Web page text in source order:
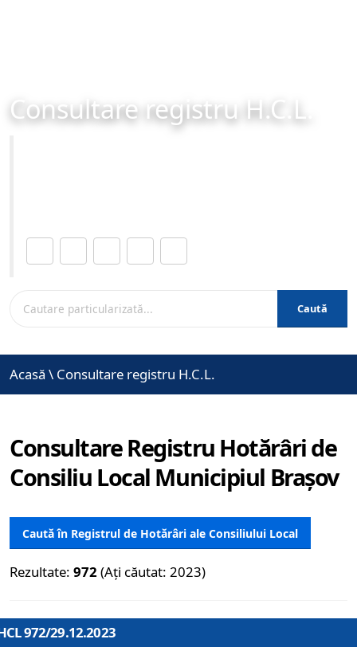
Consultare registru H.C.L.
Caută
Acasă \ Consultare registru H.C.L.
Consultare Registru Hotărâri de
Consiliu Local Municipiul Brașov
Caută în Registrul de Hotărâri ale Consiliului Local
Rezultate: 972 (Ați căutat: 2023)
972/29.12.2023